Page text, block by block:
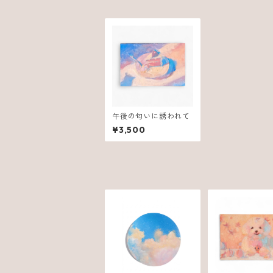
午後の匂いに誘われて
¥3,500